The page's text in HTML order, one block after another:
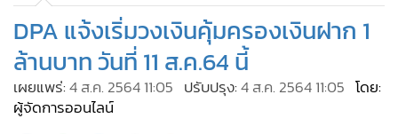
ผู้จัดการรายวัน
• คอลัมนิสต์
• ละคร
• CbizReview
DPA แจ้งเริ่มวงเงินคุ้มครองเงินฝาก 1
ล้านบาท วันที่ 11 ส.ค.64 นี้
เผยแพร่:4 ส.ค. 2564 11:05 ปรับปรุง:4 ส.ค. 2564 11:05 โดย:
ผู้จัดการออนไลน์